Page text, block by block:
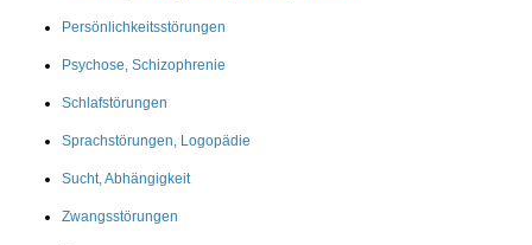
Persönlichkeitsstörungen
Psychose, Schizophrenie
Schlafstörungen
Sprachstörungen, Logopädie
Sucht, Abhängigkeit
Zwangsstörungen